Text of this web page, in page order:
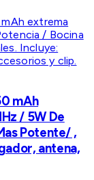
mAh
/ 5W De
Potente/ ,
antena,